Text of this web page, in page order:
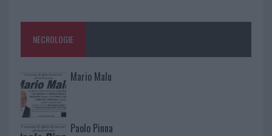
NECROLOGIE
Mario Malu
Paolo Pinna